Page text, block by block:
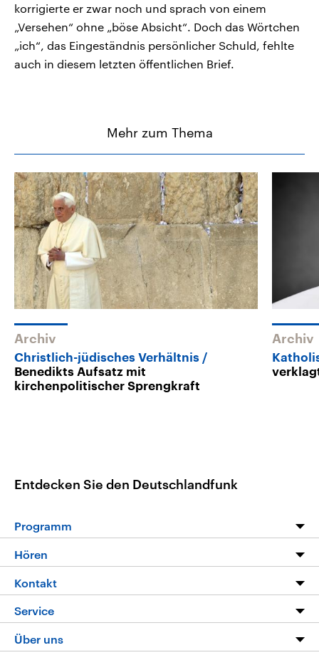
korrigierte er zwar noch und sprach von einem
„Versehen“ ohne „böse Absicht“. Doch das Wörtchen
„ich“, das Eingeständnis persönlicher Schuld, fehlte
auch in diesem letzten öffentlichen Brief.
Mehr zum Thema
Archiv
Christlich-jüdisches Verhältnis
Benedikts Aufsatz mit
kirchenpolitischer Sprengkraft
Archiv
Entdecken Sie den Deutschlandfunk
Programm
Die Nachrichten
Nachrichtenleicht
Neue Beiträge auf dlf.de
Hören
Livestream
Podcasts
Deutschlandfunk App
Kontakt
Hörerservice
Service
FAQ
Über uns